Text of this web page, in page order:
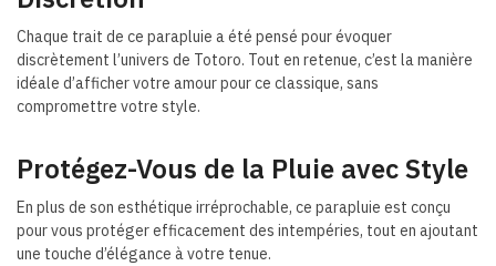
Chaque trait de ce parapluie a été pensé pour évoquer
discrètement l’univers de Totoro. Tout en retenue, c’est la manière
idéale d’afficher votre amour pour ce classique, sans
compromettre votre style.
Protégez-Vous de la Pluie avec Style
En plus de son esthétique irréprochable, ce parapluie est conçu
pour vous protéger efficacement des intempéries, tout en ajoutant
une touche d’élégance à votre tenue.